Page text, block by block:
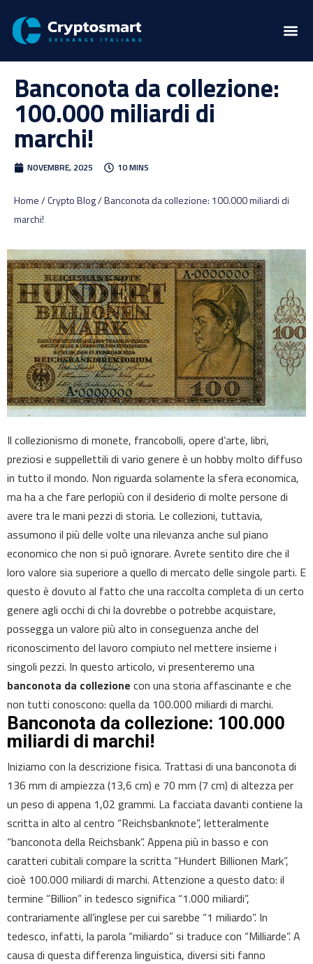
Banconota da collezione:
100.000 miliardi di
marchi!
NOVEMBRE, 2025 10 MINS
Home / Crypto Blog / Banconota da collezione: 100.000 miliardi di
marchi!
Il collezionismo di monete, francobolli, opere d’arte, libri,
preziosi e suppellettili di vario genere è un hobby molto diffuso
in tutto il mondo. Non riguarda solamente la sfera economica,
ma ha a che fare perlopiù con il desiderio di molte persone di
avere tra le mani pezzi di storia. Le collezioni, tuttavia,
assumono il più delle volte una rilevanza anche sul piano
economico che non si può ignorare. Avrete sentito dire che il
loro valore sia superiore a quello di mercato delle singole parti. E
questo è dovuto al fatto che una raccolta completa di un certo
genere agli occhi di chi la dovrebbe o potrebbe acquistare,
possegga un valore più alto in conseguenza anche del
riconoscimento del lavoro compiuto nel mettere insieme i
singoli pezzi. In questo articolo, vi presenteremo una
banconota da collezione con una storia affascinante e che
non tutti conoscono: quella da 100.000 miliardi di marchi.
Banconota da collezione: 100.000
miliardi di marchi!
Iniziamo con la descrizione fisica. Trattasi di una banconota di
136 mm di ampiezza (13,6 cm) e 70 mm (7 cm) di altezza per
un peso di appena 1,02 grammi. La facciata davanti contiene la
scritta in alto al centro “Reichsbanknote”, letteralmente
“banconota della Reichsbank”. Appena più in basso e con
caratteri cubitali compare la scritta “Hundert Billionen Mark”,
cioè 100.000 miliardi di marchi. Attenzione a questo dato: il
termine “Billion” in tedesco significa “1.000 miliardi”,
contrariamente all’inglese per cui sarebbe “1 miliardo”. In
tedesco, infatti, la parola “miliardo” si traduce con “Milliarde”. A
causa di questa differenza linguistica, diversi siti fanno